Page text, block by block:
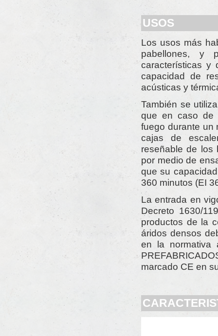
USOS
Los usos más
pabellones, y
características y
capacidad de
acústicas y
También se
que en caso de
fuego durante un
cajas de
reseñable de los
por medio de
que su
360 minutos (EI
La entrada en
Decreto 1630/
productos de la
áridos densos
en la normativa
marcado CE en